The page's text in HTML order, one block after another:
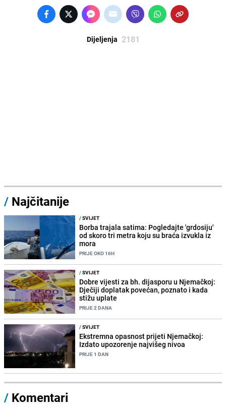
Dijeljenja 2181
/ Najčitanije
/SVIJET
Borba trajala satima: Pogledajte 'grdosiju'
od skoro tri metra koju su braća izvukla iz
mora
PRIJE OKO 16H
/SVIJET
Dobre vijesti za bh. dijasporu u Njemačkoj:
Dječiji doplatak povećan, poznato i kada
stižu uplate
PRIJE 2 DANA
/SVIJET
Ekstremna opasnost prijeti Njemačkoj:
Izdato upozorenje najvišeg nivoa
PRIJE 1 DAN
/ Komentari